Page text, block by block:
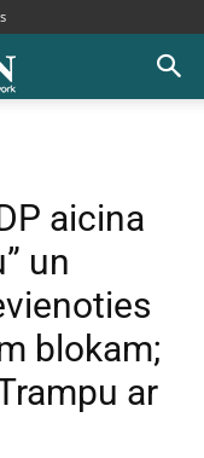
aicina
un
blokam;
ar